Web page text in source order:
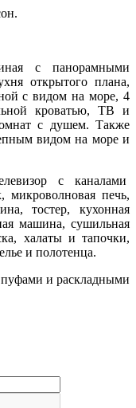
с панорамными
открытого плана,
с видом на море, 4
кроватью, ТВ и
с душем. Также
видом на море и
с каналами
микроволновая печь,
тостер, кухонная
машина, сушильная
халаты и тапочки,
и полотенца.
и раскладными